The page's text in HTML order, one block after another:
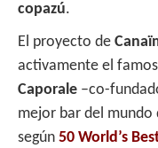
copazú.
El proyecto de
activamente el
Caporale –co-
mejor bar del mundo
según 50 World’s